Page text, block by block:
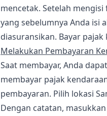
mencetak. Setelah
yang sebelumnya Anda isi
diasuransikan. Bayar pajak
Melakukan Pembayaran
Saat membayar, Anda
membayar pajak
pembayaran. Pilih lokasi
Dengan catatan,